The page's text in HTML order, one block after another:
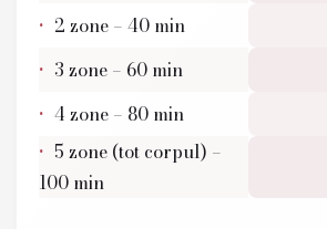
2 zone – 40 min
3 zone – 60 min
4 zone – 80 min
5 zone (tot corpul) –
100 min